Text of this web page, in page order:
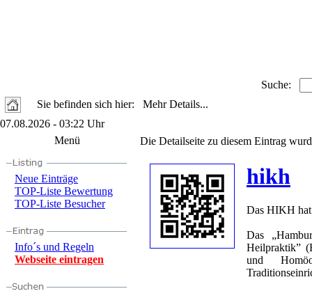
Suche:
Sie befinden sich hier: Mehr Details...
07.08.2026 - 03:22 Uhr
Menü
Neue Einträge
TOP-Liste Bewertung
TOP-Liste Besucher
Info´s und Regeln
Webseite eintragen
Die Detailseite zu diesem Eintrag
hikh
Das HIKH
Das
Heilpraktik”
und